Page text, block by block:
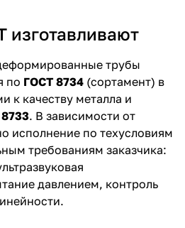
изготавливают
трубы
по ГОСТ 8734 (сортамент) в
к качеству металла и
. В зависимости от
исполнение по техусловиям
требованиям заказчика:
давлением, контроль